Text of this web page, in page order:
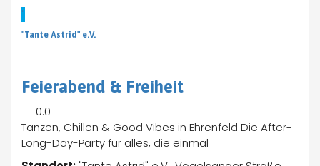
"
"Tante Astrid" e.V.
Feierabend & Freiheit
0.0
Tanzen, Chillen & Good Vibes in Ehrenfeld Die After-
Long-Day-Party für alles, die einmal